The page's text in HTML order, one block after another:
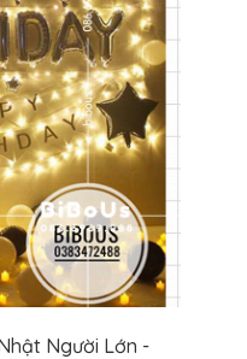
Người Lớn -